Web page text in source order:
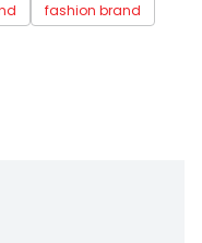
fashion brand